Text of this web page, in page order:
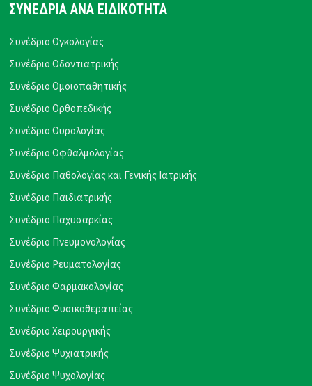
ΣΥΝΕΔΡΙΑ ΑΝΑ ΕΙΔΙΚΟΤΗΤΑ
Συνέδριο Ογκολογίας
Συνέδριο Οδοντιατρικής
Συνέδριο Ομοιοπαθητικής
Συνέδριο Ορθοπεδικής
Συνέδριο Ουρολογίας
Συνέδριο Οφθαλμολογίας
Συνέδριο Παθολογίας και Γενικής Ιατρικής
Συνέδριο Παιδιατρικής
Συνέδριο Παχυσαρκίας
Συνέδριο Πνευμονολογίας
Συνέδριο Ρευματολογίας
Συνέδριο Φαρμακολογίας
Συνέδριο Φυσικοθεραπείας
Συνέδριο Χειρουργικής
Συνέδριο Ψυχιατρικής
Συνέδριο Ψυχολογίας